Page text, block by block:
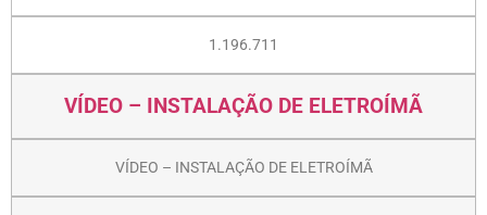
1.196.711
VÍDEO – INSTALAÇÃO DE ELETROÍMÃ
VÍDEO – INSTALAÇÃO DE ELETROÍMÃ